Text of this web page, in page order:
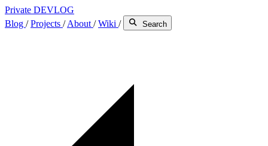
Private DEVLOG
Blog /Projects /About / Wiki / Search